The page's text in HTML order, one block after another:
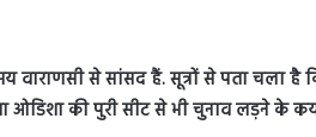
समय वाराणसी से सांसद हैं. सूत्रों से पता
ओडिशा की पुरी सीट से भी चुनाव लड़ने के